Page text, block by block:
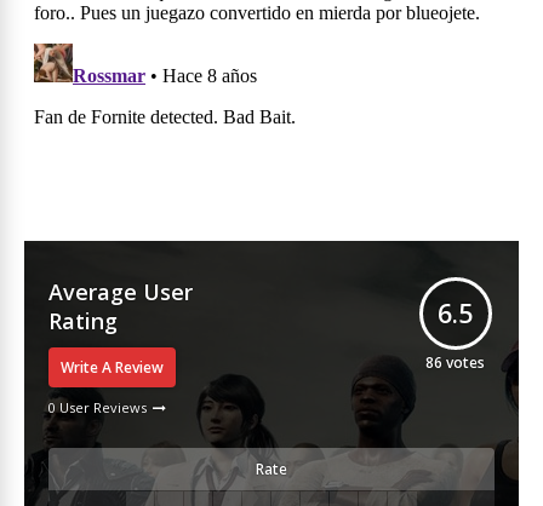
Average User
Rating
Write A Review
0 User Reviews
6.5
86 votes
Rate